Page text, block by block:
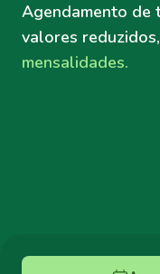
Agendamento de
valores reduzidos,
mensalidades.